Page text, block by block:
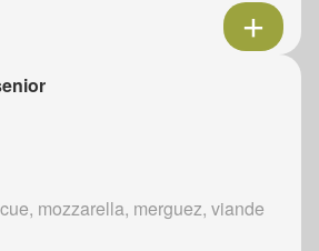
mozzarella, merguez, viande